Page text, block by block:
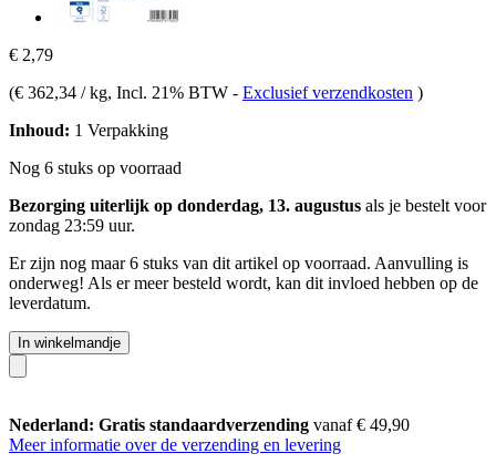
€ 2,79
(€ 362,34 / kg, Incl. 21% BTW - Exclusief verzendkosten )
Inhoud: 1 Verpakking
Nog 6 stuks op voorraad
Bezorging uiterlijk op donderdag, 13. augustus als je bestelt voor
zondag 23:59 uur.
Er zijn nog maar 6 stuks van dit artikel op voorraad. Aanvulling is
onderweg! Als er meer besteld wordt, kan dit invloed hebben op de
leverdatum.
In winkelmandje
Nederland: Gratis standaardverzending vanaf € 49,90
Meer informatie over de verzending en levering